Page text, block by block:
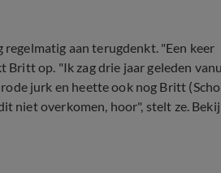
regelmatig aan terugdenkt. "Een keer
Britt op. "Ik zag drie jaar geleden
jurk en heette ook nog Britt
niet overkomen, hoor", stelt ze.